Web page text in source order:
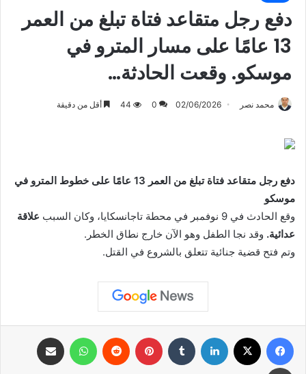
دفع رجل متقاعد فتاة تبلغ من العمر
13 عامًا على مسار المترو في
موسكو. وقعت الحادثة…
محمد نصر 02/06/2026
0
44 أقل من دقيقة
دفع رجل متقاعد فتاة تبلغ من العمر 13 عامًا على خطوط المترو في
موسكو
وقع الحادث في 9 نوفمبر في محطة تاجانسكايا، وكان السبب
علاقة
عدائية. وقد نجا الطفل وهو الآن خارج نطاق الخطر.
وتم فتح قضية جنائية تتعلق بالشروع في القتل.
فيسبوك لينكدإن بينتيريست واتساب
طباعة